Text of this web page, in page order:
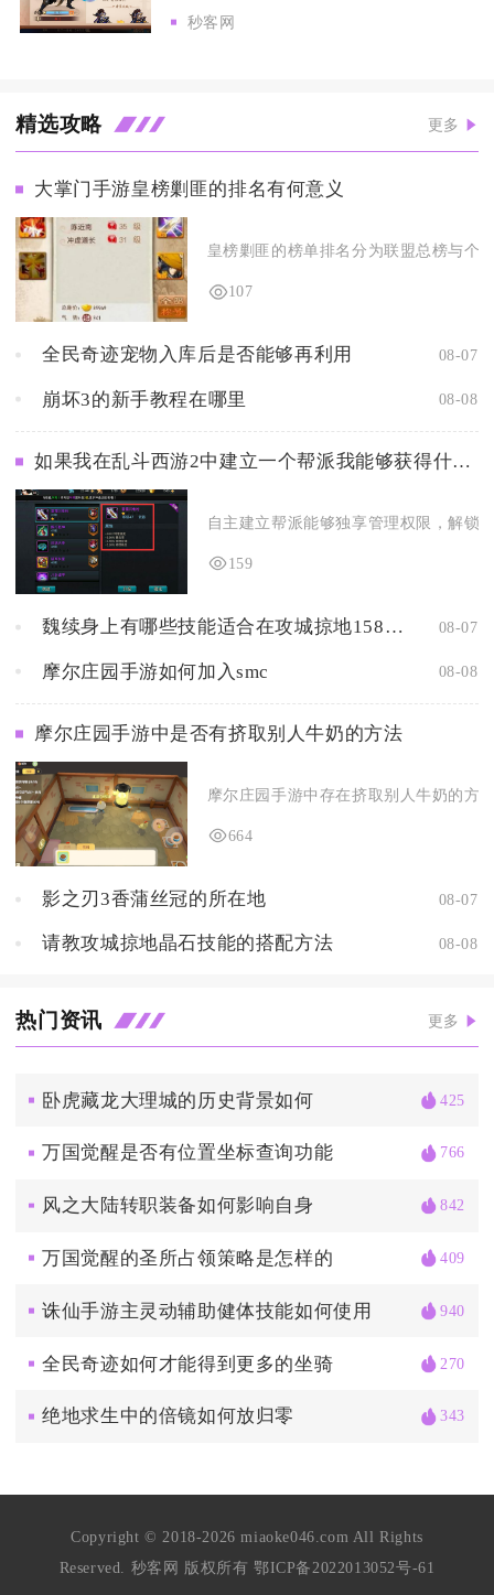
秒客网
精选攻略 更多
大掌门手游皇榜剿匪的排名有何意义
皇榜剿匪的榜单排名分为联盟总榜与个
107
全民奇迹宠物入库后是否能够再利用 08-07
崩坏3的新手教程在哪里 08-08
如果我在乱斗西游2中建立一个帮派我能够获得什么样的好处
自主建立帮派能够独享管理权限，解锁
159
魏续身上有哪些技能适合在攻城掠地158中使用 08-07
摩尔庄园手游如何加入smc 08-08
摩尔庄园手游中是否有挤取别人牛奶的方法
摩尔庄园手游中存在挤取别人牛奶的方
664
影之刃3香蒲丝冠的所在地 08-07
请教攻城掠地晶石技能的搭配方法 08-08
热门资讯 更多
卧虎藏龙大理城的历史背景如何 425
万国觉醒是否有位置坐标查询功能 766
风之大陆转职装备如何影响自身 842
万国觉醒的圣所占领策略是怎样的 409
诛仙手游主灵动辅助健体技能如何使用 940
全民奇迹如何才能得到更多的坐骑 270
绝地求生中的倍镜如何放归零 343
Copyright © 2018-2026 miaoke046.com All Rights
Reserved. 秒客网 版权所有 鄂ICP备2022013052号-61